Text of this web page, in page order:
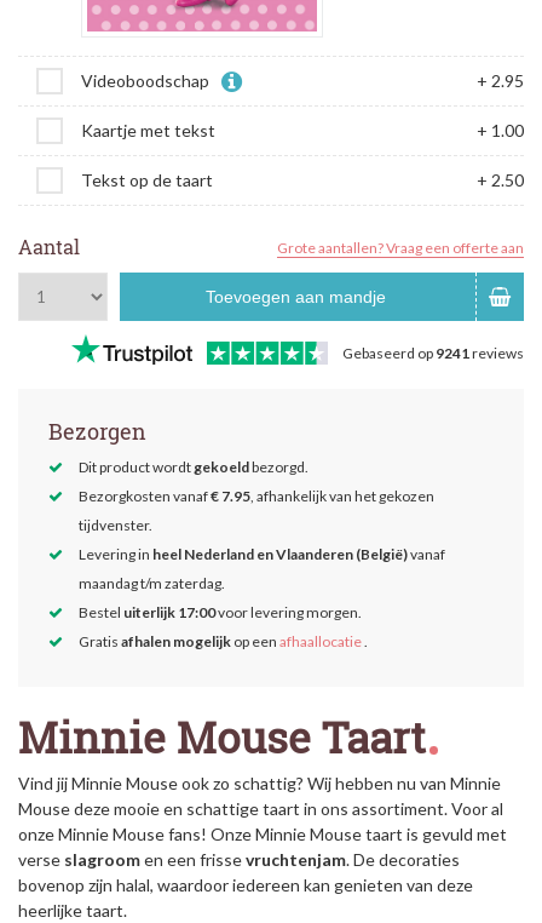
Videoboodschap + 2.95
Kaartje met tekst + 1.00
Tekst op de taart + 2.50
Aantal Grote aantallen? Vraag een offerte aan
Toevoegen aan mandje
Gebaseerd op 9241reviews
Bezorgen
Dit product wordtgekoeldbezorgd.
Bezorgkosten vanaf€ 7.95, afhankelijk van het gekozen
tijdvenster.
Levering in heel Nederland en Vlaanderen (België)vanaf
maandag t/m zaterdag.
Bestel uiterlijk 17:00voor levering morgen.
Gratis afhalen mogelijk op een afhaallocatie.
Minnie Mouse Taart
Vind jij Minnie Mouse ook zo schattig? Wij hebben nu van Minnie
Mouse deze mooie en schattige taart in ons assortiment. Voor al
onze Minnie Mouse fans! Onze Minnie Mouse taart is gevuld met
verse slagroomen een frissevruchtenjam. De decoraties
bovenop zijn halal, waardoor iedereen kan genieten van deze
heerlijke taart.